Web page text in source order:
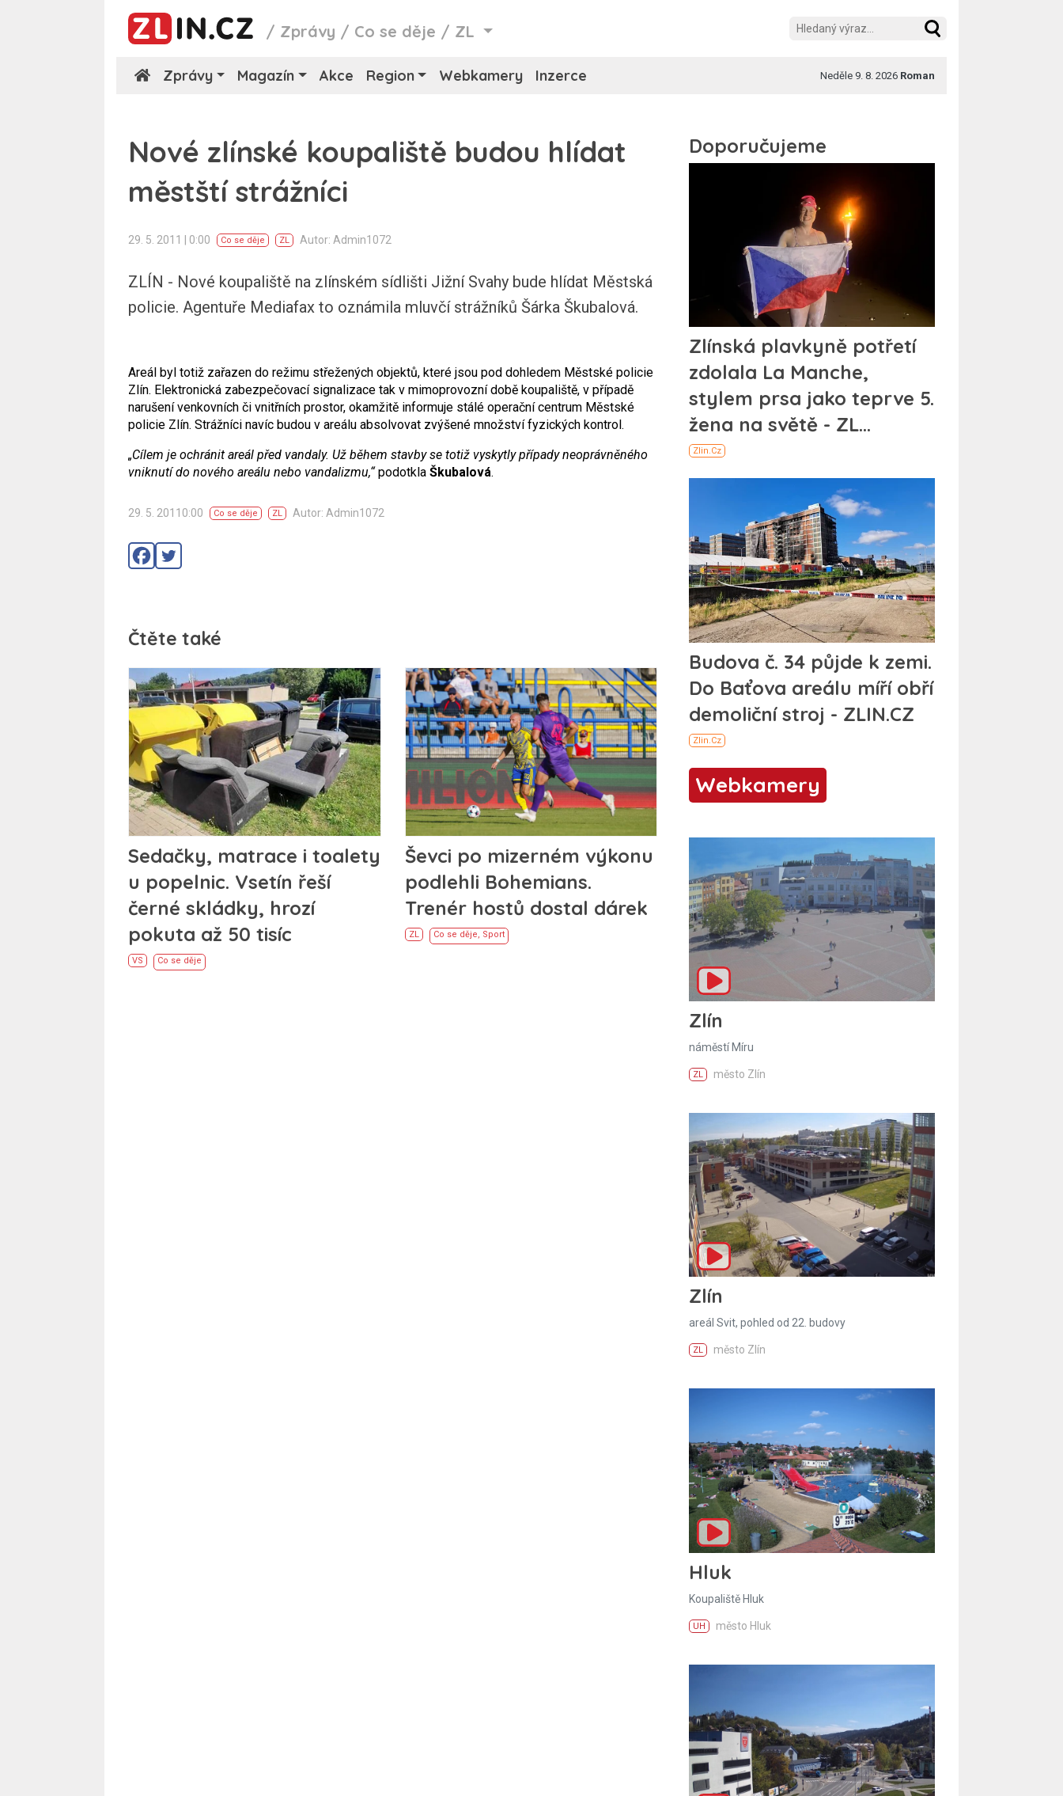
/ Zprávy / Co se děje / ZL
Zprávy Magazín Akce Region Webkamery Inzerce Neděle 9. 8. 2026 Roman
Nové zlínské koupaliště budou hlídat
městští strážníci
29. 5. 2011 | 0:00 Co se děje ZL Autor: Admin1072
ZLÍN - Nové koupaliště na zlínském sídlišti Jižní Svahy bude hlídat Městská
policie. Agentuře Mediafax to oznámila mluvčí strážníků Šárka Škubalová.
Areál byl totiž zařazen do režimu střežených objektů, které jsou pod dohledem Městské policie
Zlín. Elektronická zabezpečovací signalizace tak v mimoprovozní době koupaliště, v případě
narušení venkovních či vnitřních prostor, okamžitě informuje stálé operační centrum Městské
policie Zlín. Strážníci navíc budou v areálu absolvovat zvýšené množství fyzických kontrol.
„Cílem je ochránit areál před vandaly. Už během stavby se totiž vyskytly případy neoprávněného
vniknutí do nového areálu nebo vandalizmu,“podotkla Škubalová.
29. 5. 20110:00 Co se děje ZL Autor: Admin1072
Čtěte také
Sedačky, matrace i toalety
u popelnic. Vsetín řeší
černé skládky, hrozí
pokuta až 50 tisíc
VS Co se děje
Ševci po mizerném výkonu
podlehli Bohemians.
Trenér hostů dostal dárek
ZL Co se děje, Sport
Webkamery
Zlín
náměstí Míru
ZL město Zlín
Zlín
areál Svit, pohled od 22. budovy
ZL město Zlín
Hluk
Koupaliště Hluk
UH město Hluk